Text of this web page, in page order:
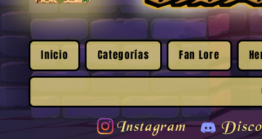
Inicio Categorías Fan Lore
Instagram